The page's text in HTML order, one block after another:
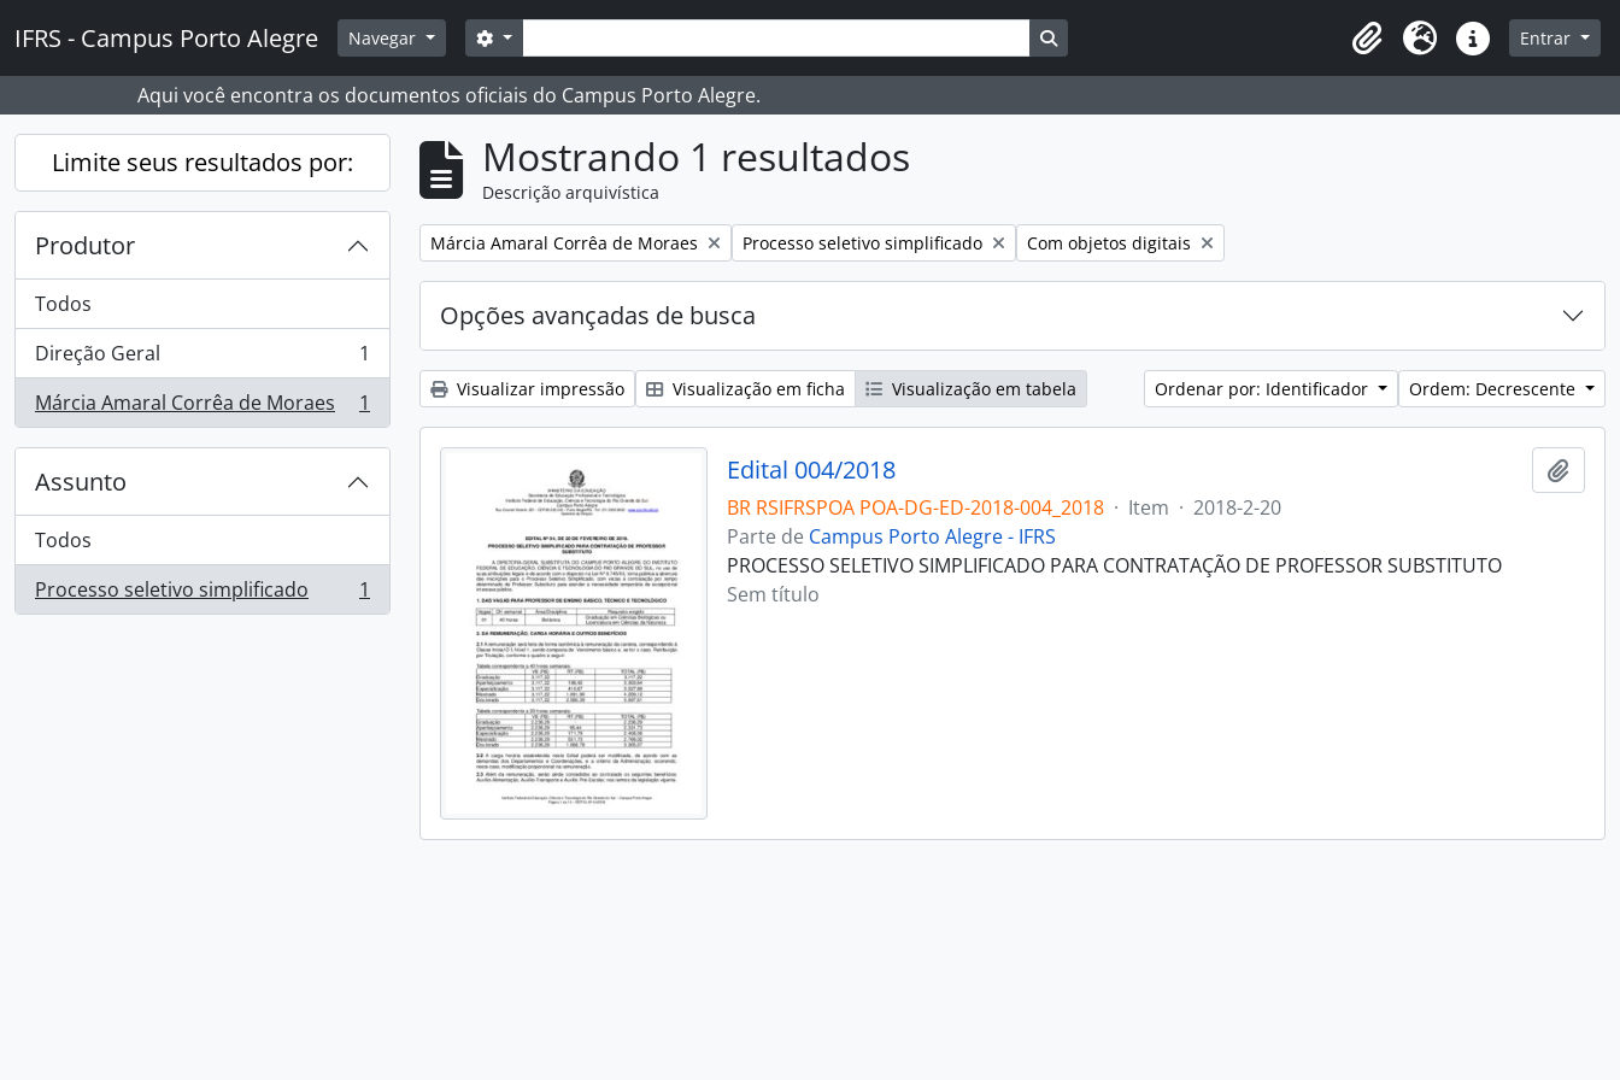
IFRS - Campus Porto Alegre Navegar Buscar
Opções de busca Busque na página de navegação
Idioma Atalhos Entrar
Aqui você encontra os documentos oficiais do Campus Porto Alegre.
Limite seus resultados por:
Produtor
Todos
Direção Geral
, 1 resultados
1
Márcia Amaral Corrêa de Moraes
, 1 resultados 1
Assunto
Todos
Processo seletivo simplificado
, 1 resultados 1
Mostrando 1 resultados
Descrição arquivística
Remover filtro:
Márcia Amaral Corrêa de Moraes Remover filtro:
Processo seletivo simplificado Remover filtro:
Com objetos digitais
Opções avançadas de busca
Visualizar impressão Visualização em ficha Visualização em tabela Ordenar por: Identificador Ordem: Decrescente
Edital 004/2018
BR RSIFRSPOA POA-DG-ED-2018-004_2018 · Item · 2018-2-20
Parte de Campus Porto Alegre - IFRS
PROCESSO SELETIVO SIMPLIFICADO PARA CONTRATAÇÃO DE PROFESSOR SUBSTITUTO
Sem título